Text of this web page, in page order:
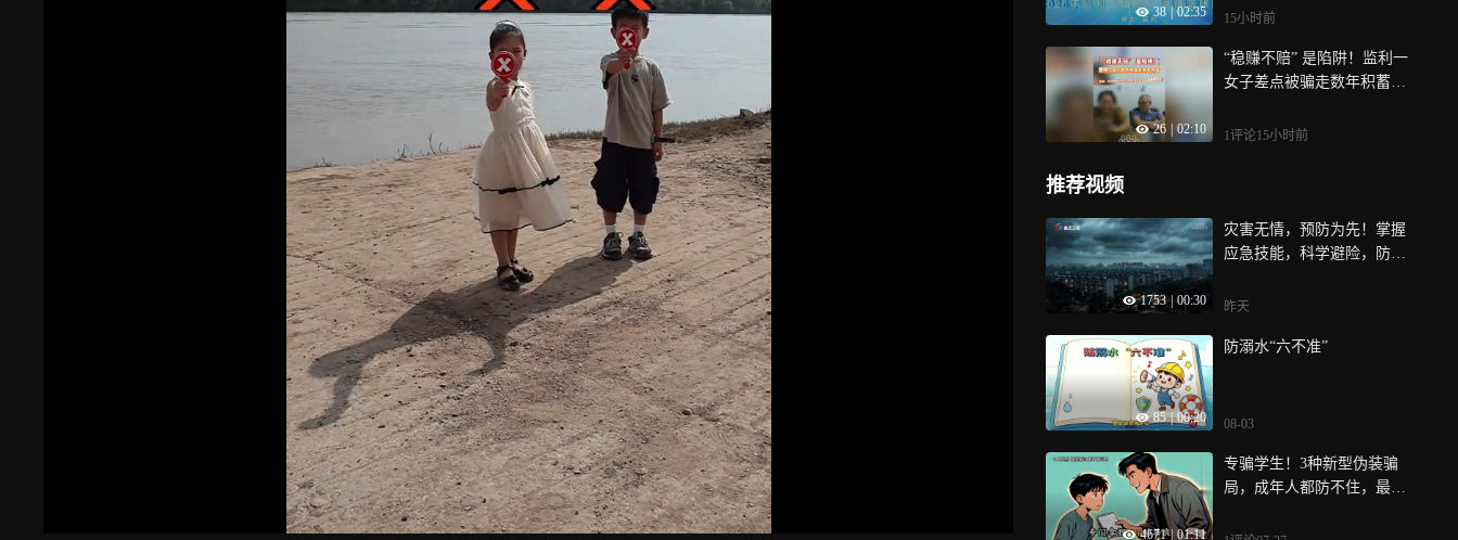
38 02:35 15小时前
26 02:10
“稳赚不赔” 是陷阱！监利一
女子差点被骗走数年积蓄，
投资的，全是电信诈骗
1评论15小时前
推荐视频
1753 00:30
灾害无情，预防为先！掌握
应急技能，科学避险，防灾
昨天
85 | 00:20
防溺水“六不准”
08-03
4671 | 01:11
专骗学生！3种新型伪装骗
局，成年人都防不住，最后